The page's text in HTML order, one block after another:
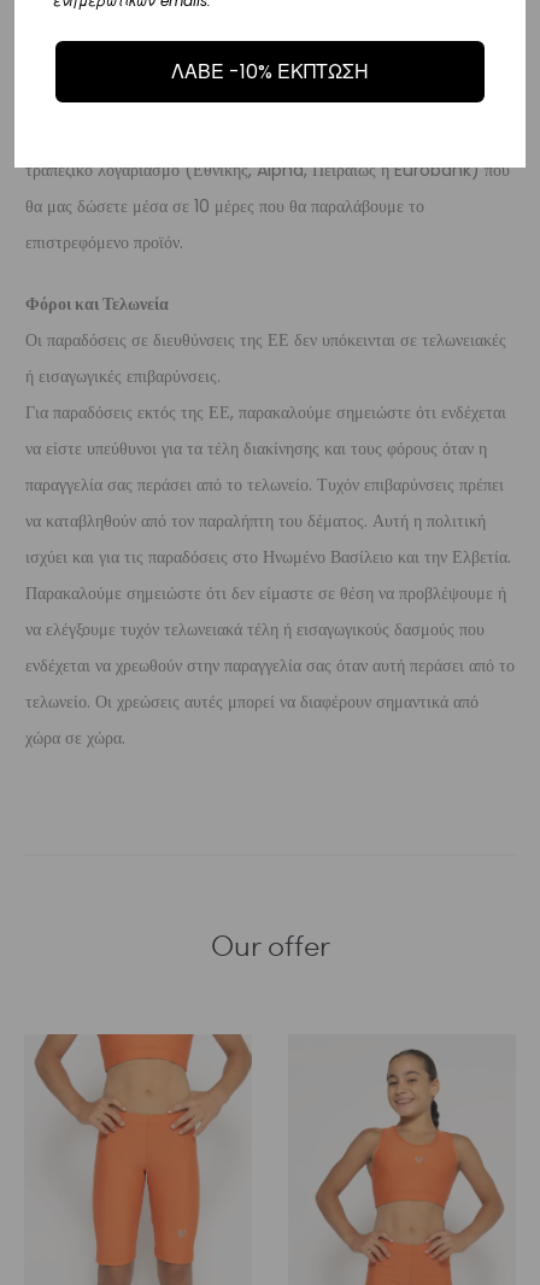
λόγους της επιστροφής, υπό την προϋπόθεση ότι η συσκευασία και το
προϊόν είναι άθικτα.Τα έξοδα αποστολής για την επιστροφή,
τραπεζικό λογαριασμό (Εθνικής, Alpha, Πειραιώς ή Eurobank) που
θα μας δώσετε μέσα σε 10 μέρες που θα παραλάβουμε το
επιστρεφόμενο προϊόν.
Φόροι και Τελωνεία
Οι παραδόσεις σε διευθύνσεις της ΕΕ δεν υπόκεινται σε τελωνειακές
ή εισαγωγικές επιβαρύνσεις.
Για παραδόσεις εκτός της ΕΕ, παρακαλούμε σημειώστε ότι ενδέχεται
να είστε υπεύθυνοι για τα τέλη διακίνησης και τους φόρους όταν η
παραγγελία σας περάσει από το τελωνείο. Τυχόν επιβαρύνσεις πρέπει
να καταβληθούν από τον παραλήπτη του δέματος. Αυτή η πολιτική
ισχύει και για τις παραδόσεις στο Ηνωμένο Βασίλειο και την Ελβετία.
Παρακαλούμε σημειώστε ότι δεν είμαστε σε θέση να προβλέψουμε ή
να ελέγξουμε τυχόν τελωνειακά τέλη ή εισαγωγικούς δασμούς που
ενδέχεται να χρεωθούν στην παραγγελία σας όταν αυτή περάσει από το
τελωνείο. Οι χρεώσεις αυτές μπορεί να διαφέρουν σημαντικά από
χώρα σε χώρα.
Our offer
ΛΑΒΕ -10% ΕΚΠΤΩΣΗ